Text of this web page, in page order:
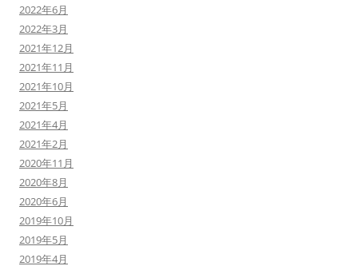
2022年6月
2022年3月
2021年12月
2021年11月
2021年10月
2021年5月
2021年4月
2021年2月
2020年11月
2020年8月
2020年6月
2019年10月
2019年5月
2019年4月